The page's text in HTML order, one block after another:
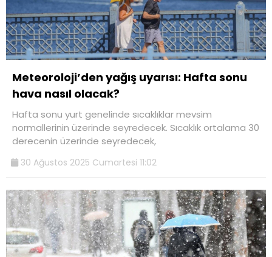
Meteoroloji’den yağış uyarısı: Hafta sonu
hava nasıl olacak?
Hafta sonu yurt genelinde sıcaklıklar mevsim
normallerinin üzerinde seyredecek. Sıcaklık ortalama 30
derecenin üzerinde seyredecek,
30 Ağustos 2025 Cumartesi 11:02